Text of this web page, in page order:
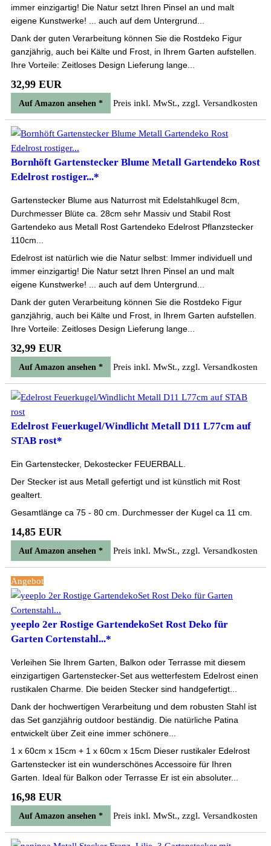
immer einzigartig! Die Natur setzt Ihren Pinsel an und malt
eigene Kunstwerke! ... auch auf dem Untergrund...
Dank der guten Verarbeitung können Sie die Rostdeko Figur
ganzjährig, auch bei Kälte und Frost, in Ihrem Garten aufstellen.
Ihre Vorteile: Zeitloses Design Lieferung lange...
32,99 EUR
Auf Amazon ansehen * Preis inkl. MwSt., zzgl. Versandkosten
Bornhöft Gartenstecker Blume Metall Gartendeko Rost
Edelrost rostiger...*
Gartenstecker Blume aus Naturrost mit Edelstahlkugel 8cm,
Durchmesser Blüte ca. 28cm sehr Massiv und Stabil Rost
Gartendeko aus Metall Rost Gartendeko Edelrost Pflanzstecker
110cm...
Edelrost ist natürlich wie die Natur selbst: Immer individuell und
immer einzigartig! Die Natur setzt Ihren Pinsel an und malt
eigene Kunstwerke! ... auch auf dem Untergrund...
Dank der guten Verarbeitung können Sie die Rostdeko Figur
ganzjährig, auch bei Kälte und Frost, in Ihrem Garten aufstellen.
Ihre Vorteile: Zeitloses Design Lieferung lange...
32,99 EUR
Auf Amazon ansehen * Preis inkl. MwSt., zzgl. Versandkosten
Edelrost Feuerkugel/Windlicht Metall D11 L77cm auf
STAB rost*
Ein Gartenstecker, Dekostecker FEUERBALL.
Der Stecker ist aus Metall gefertigt und ist künstlich mit Rost
gealtert.
Gesamtlänge ca 75 - 80 cm. Durchmesser der Kugel ca 11 cm.
14,85 EUR
Auf Amazon ansehen * Preis inkl. MwSt., zzgl. Versandkosten
Angebot
yeeplo 2er Rostige GartendekoSet Rost Deko für
Garten Cortenstahl...*
Verleihen Sie Ihrem Garten, Balkon oder Terrasse mit diesem
einzigartigen Gartenstecker-Set aus wetterfestem Edelrost einen
rustikalen Charme. Die beiden Stecker sind handgefertigt...
Dank der hochwertigen Verarbeitung und dem robusten Stahl ist
das Set ganzjährig outdoor beständig. Die natürliche Patina
entwickelt über Zeit eine immer schönere...
1 x 60cm x 15cm + 1 x 60cm x 15cm Dieser rustikaler Edelrost
Gartenstecker ist ein wunderschönes Accessoire für Ihren
Garten. Ideal für Balkon oder Terrasse Er ist ein absoluter...
16,98 EUR
Auf Amazon ansehen * Preis inkl. MwSt., zzgl. Versandkosten